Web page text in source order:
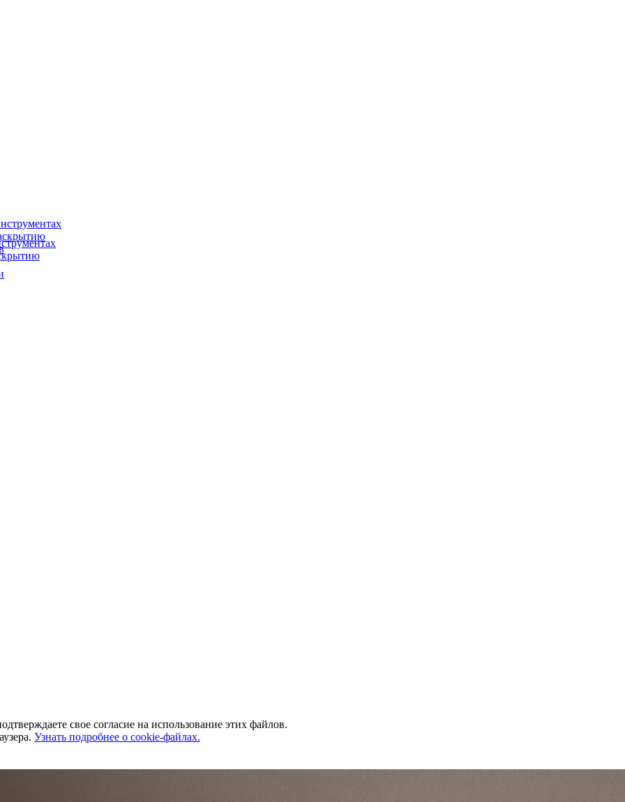
свое согласие на использование этих файлов.
Узнать подробнее о cookie-файлах.